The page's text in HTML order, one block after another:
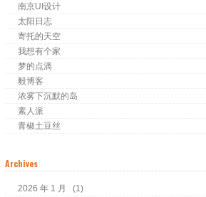
南京UI设计
太阳日志
寄托的天空
我想有个家
梦的点滴
毅博客
浓雾下沉默的岛
素人派
青椒土豆丝
Archives
2026 年 1 月 (1)